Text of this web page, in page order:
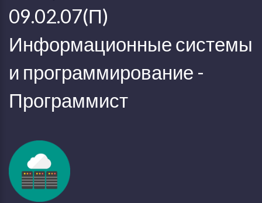
09.02.07(П)
Информационные системы
и программирование -
Программист